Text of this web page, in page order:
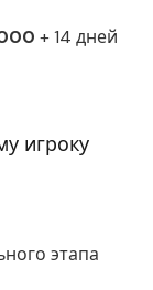
+ 14 дней
игроку
этапа